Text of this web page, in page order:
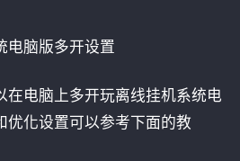
电脑版多开设置
在电脑上多开玩离线挂机系统电
优化设置可以参考下面的教